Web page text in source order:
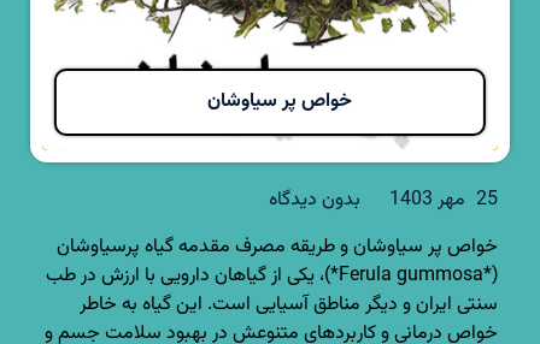
خواص پر سیاوشان
25 مهر 1403
بدون دیدگاه
خواص پر سیاوشان و طریقه مصرف مقدمه گیاه پرسیاوشان
(*Ferula gummosa*)، یکی از گیاهان دارویی با ارزش در طب
سنتی ایران و دیگر مناطق آسیایی است. این گیاه به خاطر
خواص درمانی و کاربردهای متنوعش در بهبود سلامت جسم و